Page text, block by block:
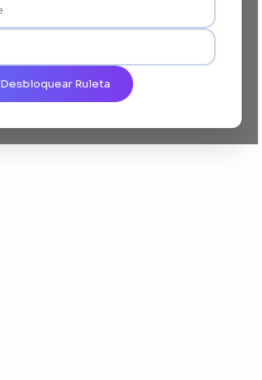
Desbloquear Ruleta